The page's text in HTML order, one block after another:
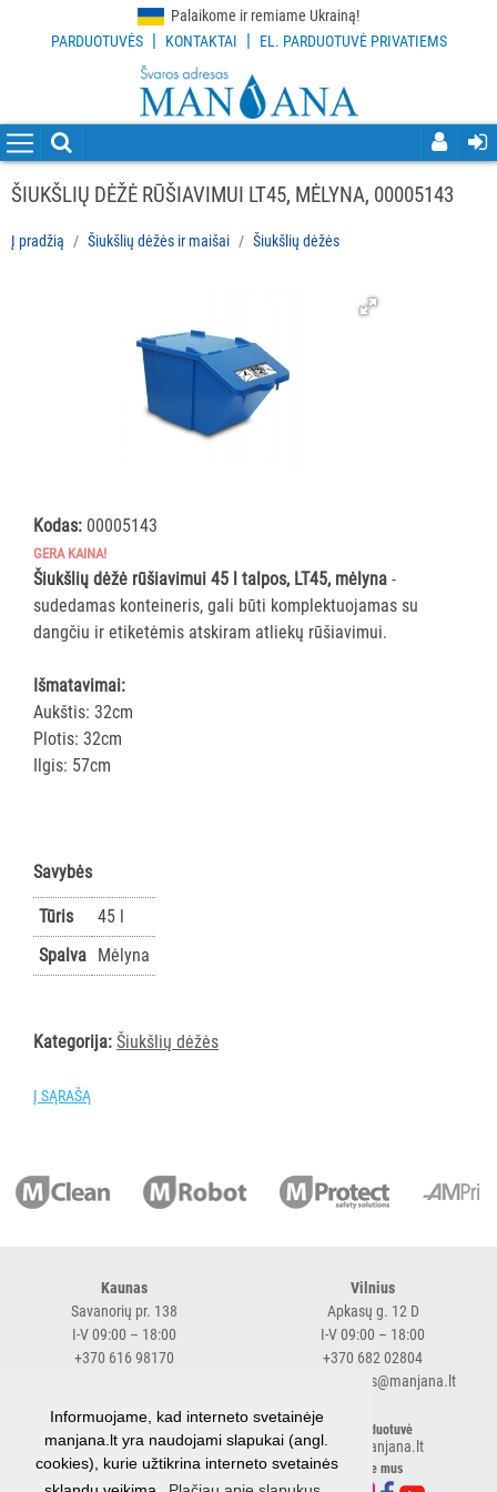
Palaikome ir remiame Ukrainą!
PARDUOTUVĖS | KONTAKTAI | EL. PARDUOTUVĖ PRIVATIEMS
VALYMO
PRIEMONĖS
ĮRANKIAI
ĮRANGA
SKALBIMO
PRIEMONĖS
SUGERIANTYS
KILIMĖLIAI
ASMENS
SLAUGOS
PREKĖS
KOSMETIKA
VIEŠBUČIAMS
ĮRANGA
POPIERIUS
LAIKIKLIAI
BRITA
PROFESSIONAL
ŠIUKŠLIŲ DĖŽĖ RŪŠIAVIMUI LT45, MĖLYNA, 00005143
Į pradžią Šiukšlių dėžės ir maišai Šiukšlių dėžės
Kodas: 00005143
GERA KAINA!
Šiukšlių dėžė rūšiavimui 45 l talpos, LT45, mėlyna -
sudedamas konteineris, gali būti komplektuojamas su
dangčiu ir etiketėmis atskiram atliekų rūšiavimui.
Išmatavimai:
Aukštis: 32cm
Plotis: 32cm
Ilgis: 57cm
Savybės
Tūris
45 l
Spalva Mėlyna
Kategorija: Šiukšlių dėžės
Į SĄRAŠĄ
Kaunas
Savanorių pr. 138
I-V 09:00 – 18:00
+370 616 98170
Vilnius
Apkasų g. 12 D
I-V 09:00 – 18:00
+370 682 02804
expressvilnius@manjana.lt
Klaipėda
Baltijos pr. 26 B
I-V 09:00 – 18:00
El. parduotuvė
shop.manjana.lt
Sekite mus
Informuojame, kad interneto svetainėje
manjana.lt yra naudojami slapukai (angl.
cookies), kurie užtikrina interneto svetainės